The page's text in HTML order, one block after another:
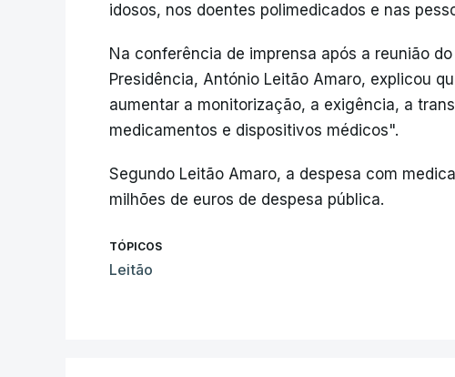
idosos, nos doentes polimedicados e nas
Na conferência de imprensa após a reunião
Presidência, António Leitão Amaro, explicou
aumentar a monitorização, a exigência, a
medicamentos e dispositivos médicos".
Segundo Leitão Amaro, a despesa com
milhões de euros de despesa pública.
TÓPICOS
Leitão